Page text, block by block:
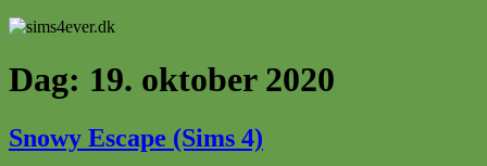
Dag: 19. oktober 2020
Snowy Escape (Sims 4)